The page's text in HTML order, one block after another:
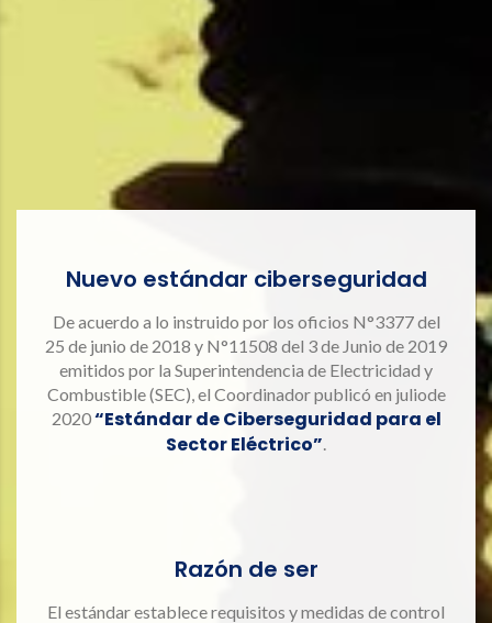
Nuevo estándar ciberseguridad
De acuerdo a lo instruido por los oficios N°3377 del
25 de junio de 2018 y N°11508 del 3 de Junio de 2019
emitidos por la Superintendencia de Electricidad y
Combustible (SEC), el Coordinador publicó en juliode
2020“Estándar de Ciberseguridad para el
Sector Eléctrico”
Razón de ser
El estándar establece requisitos y medidas de control